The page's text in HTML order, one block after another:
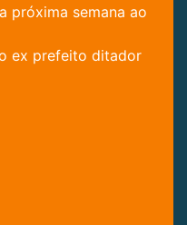
próxima semana ao
ex prefeito ditador